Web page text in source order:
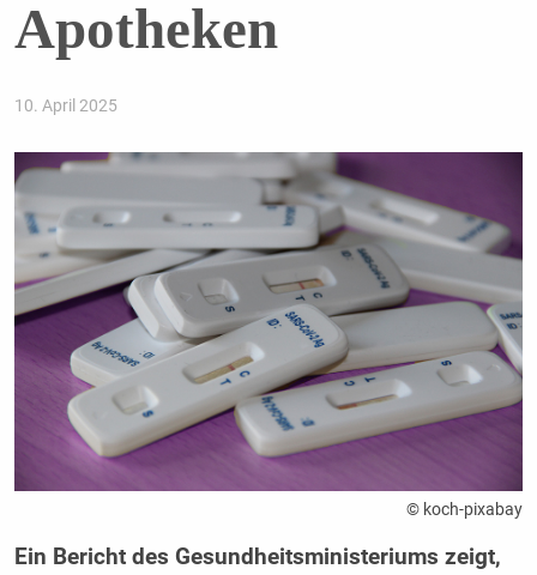
Apotheken
10. April 2025
© koch-pixabay
Ein Bericht des Gesundheitsministeriums zeigt,